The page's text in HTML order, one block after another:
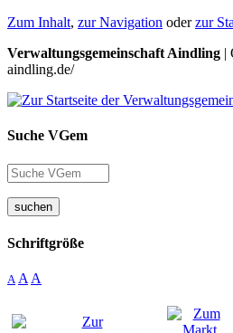
Zum Inhalt, zur Navigation oderzur
Verwaltungsgemeinschaft Aindling |
aindling.de/
Suche VGem
suchen
Schriftgröße
A A A